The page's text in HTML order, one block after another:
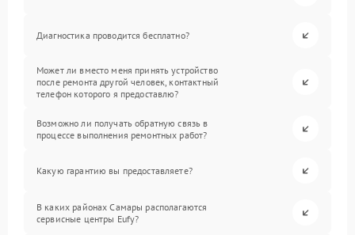
Диагностика проводится бесплатно?
Может ли вместо меня принять устройство
после ремонта другой человек, контактный
телефон которого я предоставлю?
Возможно ли получать обратную связь в
процессе выполнения ремонтных работ?
Какую гарантию вы предоставляете?
В каких районах Самары располагаются
сервисные центры Eufy?